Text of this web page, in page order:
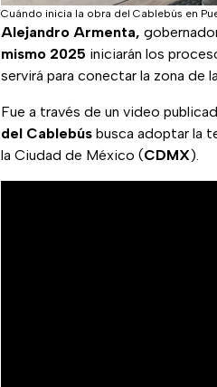
Cuándo inicia la obra del Cablebús en
Alejandro Armenta,
mismo 2025 iniciarán los
servirá para conectar la zona de la
Fue a través de un video
del Cablebús busca adoptar la
la Ciudad de México (CDMX).